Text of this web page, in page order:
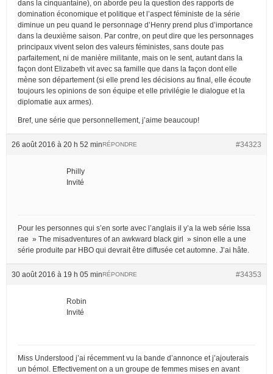
dans la cinquantaine), on aborde peu la question des rapports de
domination économique et politique et l’aspect féministe de la série
diminue un peu quand le personnage d’Henry prend plus d’importance
dans la deuxième saison. Par contre, on peut dire que les personnages
principaux vivent selon des valeurs féministes, sans doute pas
parfaitement, ni de manière militante, mais on le sent, autant dans la
façon dont Elizabeth vit avec sa famille que dans la façon dont elle
mène son département (si elle prend les décisions au final, elle écoute
toujours les opinions de son équipe et elle privilégie le dialogue et la
diplomatie aux armes).
Bref, une série que personnellement, j’aime beaucoup!
26 août 2016 à 20 h 52 min #34323
RÉPONDRE
Philly
Invité
Pour les personnes qui s’en sorte avec l’anglais il y’a la web série Issa
rae » The misadventures of an awkward black girl » sinon elle a une
série produite par HBO qui devrait être diffusée cet automne. J’ai hâte.
30 août 2016 à 19 h 05 min #34353
RÉPONDRE
Robin
Invité
Miss Understood j’ai récemment vu la bande d’annonce et j’ajouterais
un bémol. Effectivement on a un groupe de femmes mises en avant